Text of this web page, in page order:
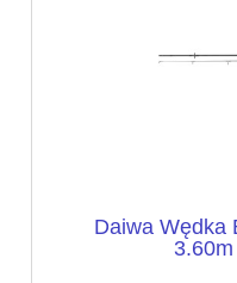
Daiwa Wędka